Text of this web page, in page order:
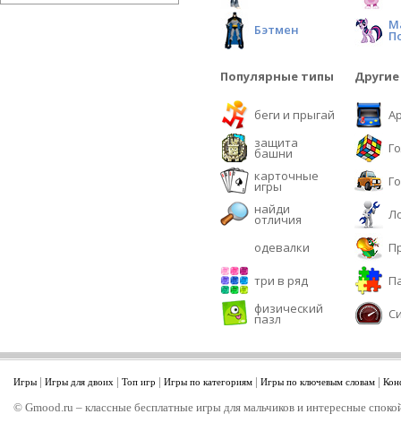
Бэтмен
Популярные типы
беги и прыгай
защита
башни
карточные
игры
найди
отличия
одевалки
три в ряд
физический
пазл
Игры | Игры для двоих | Топ игр | Игры по категориям | Игры по ключевым словам |
© Gmood.ru – классные бесплатные игры для мальчиков и интересные